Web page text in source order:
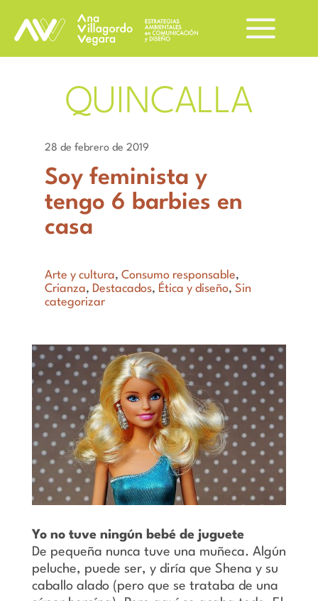
QUINCALLA
28 de febrero de 2019
Soy feminista y
tengo 6 barbies en
casa
Arte y cultura, Consumo responsable,
Crianza, Destacados, Ética y diseño, Sin
categorizar
Yo no tuve ningún bebé de juguete
De pequeña nunca tuve una muñeca. Algún
peluche, puede ser, y diría que Shena y su
caballo alado (pero que se trataba de una